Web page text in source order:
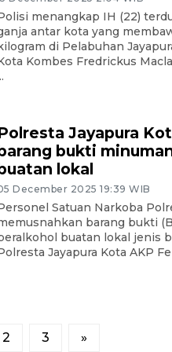
menangkap IH (22)
antar kota yang
di Pelabuhan
Kombes Fredrickus
Jayapura
bukti
lokal
December 2025 19:39 WIB
Satuan Narkoba
barang bukti
buatan lokal jenis
Jayapura Kota AKP
2 3 »
14 March 2022